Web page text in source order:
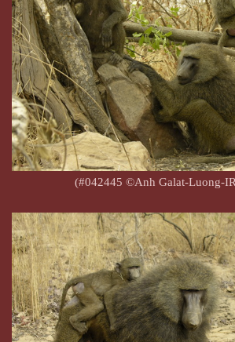
(#042445 ©Anh Galat-Luong-